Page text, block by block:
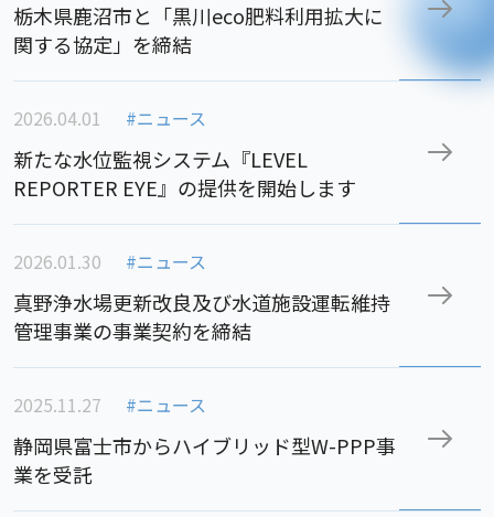
栃木県鹿沼市と「黒川eco肥料利用拡大に
関する協定」を締結
2026.04.01 #ニュース
新たな水位監視システム『LEVEL
REPORTER EYE』の提供を開始します
2026.01.30 #ニュース
真野浄水場更新改良及び水道施設運転維持
管理事業の事業契約を締結
2025.11.27 #ニュース
静岡県富士市からハイブリッド型W-PPP事
業を受託